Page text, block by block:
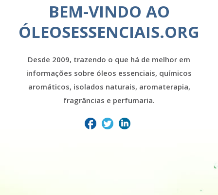
BEM-VINDO AO
ÓLEOSESSENCIAIS.ORG
Desde 2009, trazendo o que há de melhor em
informações sobre óleos essenciais, químicos
aromáticos, isolados naturais, aromaterapia,
fragrâncias e perfumaria.